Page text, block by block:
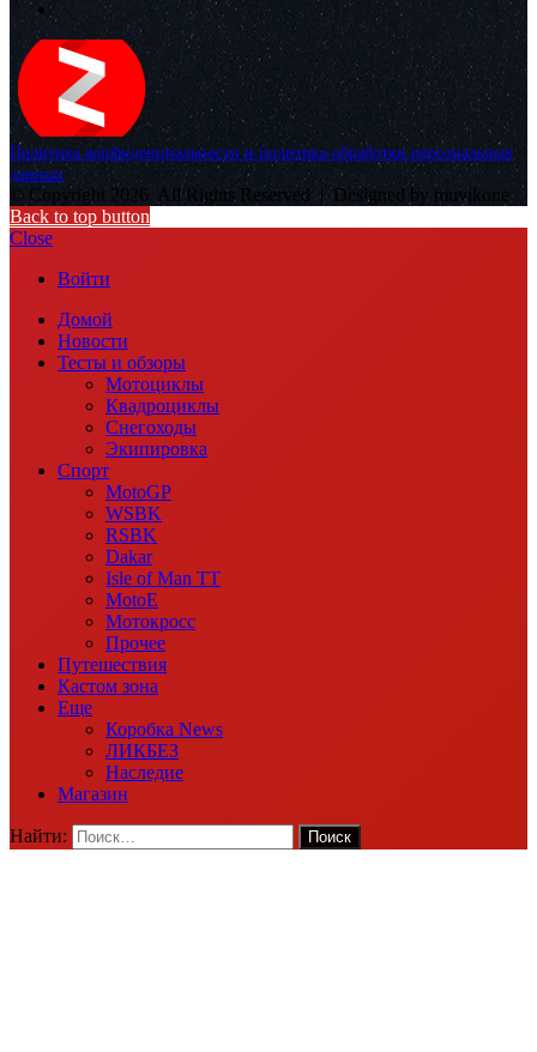
Политика конфиденциальности и политика обработки персональных
данных
© Copyright 2026, All Rights Reserved |Designed by muvikone
Back to top button
Close
Войти
Домой
Новости
Тесты и обзоры
Мотоциклы
Квадроциклы
Снегоходы
Экипировка
Спорт
MotoGP
WSBK
RSBK
Dakar
Isle of Man TT
MotoE
Мотокросс
Прочее
Путешествия
Кастом зона
Еще
Коробка News
ЛИКБЕЗ
Наследие
Магазин
Найти: